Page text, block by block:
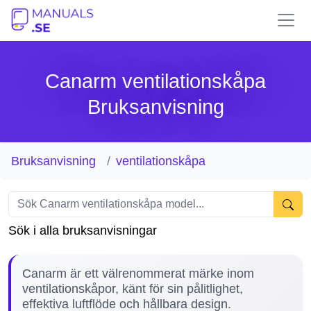
Canarm ventilationskåpa
Bruksanvisning
Bruksanvisning ventilationskåpa
Sök i alla bruksanvisningar
Canarm är ett välrenommerat märke inom
ventilationskåpor, känt för sin pålitlighet,
effektiva luftflöde och hållbara design.